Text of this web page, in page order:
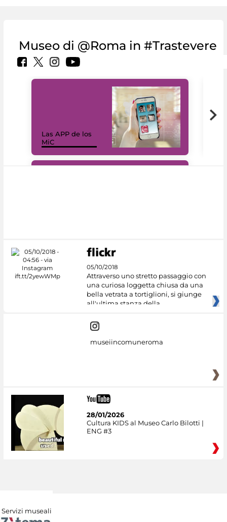
Museo di @Roma in #Trastevere
Las APP de los
MiC
05/10/2018
Attraverso uno stretto passaggio con
una curiosa loggetta chiusa da una
bella vetrata a tortiglioni, si giunge
all'ultima stanza della
museiincomuneroma
28/01/2026
Cultura KIDS al Museo Carlo Bilotti |
ENG #3
Servizi museali